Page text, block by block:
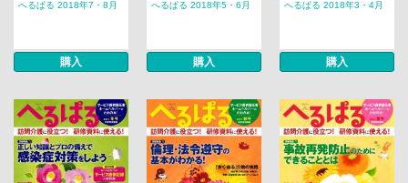
へるぱる 2018年7・8月
購入
へるぱる 2018年5・6月
購入
へるぱる 2018年3・4月
購入